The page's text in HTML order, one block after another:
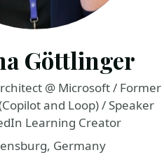
Göttlinger
@ Microsoft / Former
and Loop) / Speaker
Learning Creator
Germany